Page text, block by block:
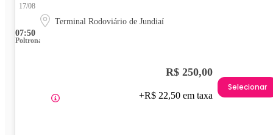
07:50
17/08
Terminal Rodoviário de Jundiaí
Poltrona
R$ 250,00
+R$ 22,50 em taxa
Selecionar